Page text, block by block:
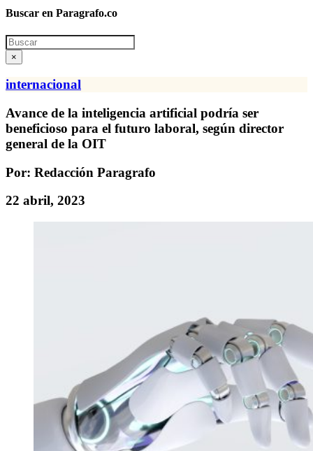
Buscar en Paragrafo.co
Search
×
internacional
Avance de la inteligencia artificial podría ser
beneficioso para el futuro laboral, según director
general de la OIT
Por: Redacción Paragrafo
22 abril, 2023